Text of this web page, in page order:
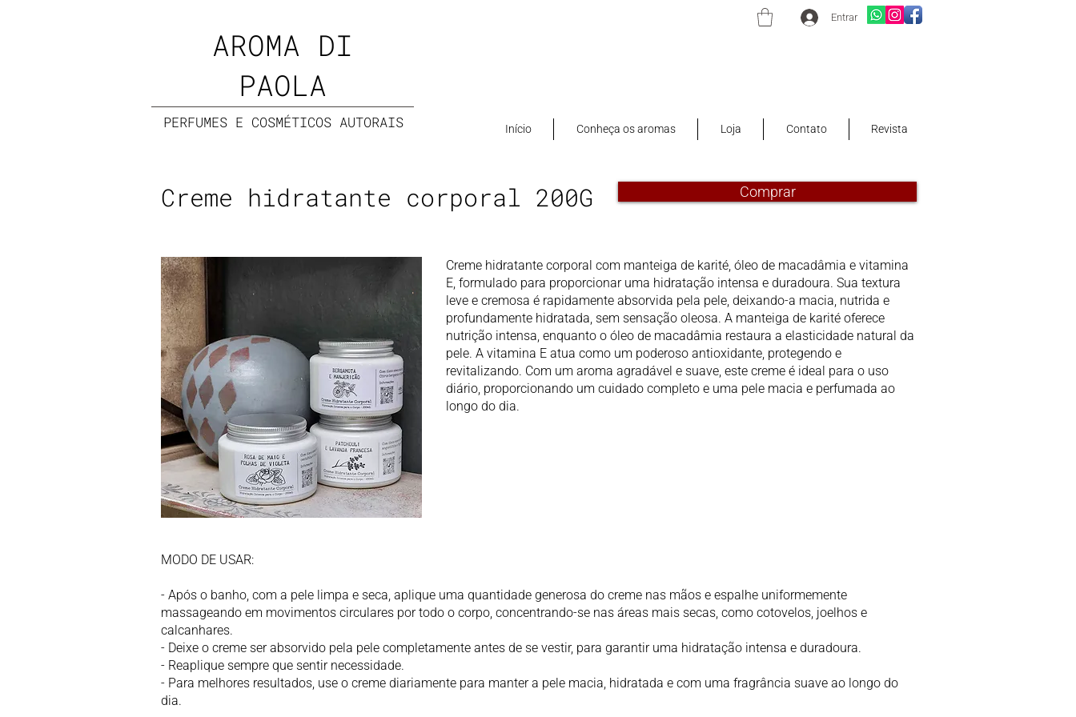
AROMA DI
PAOLA
PERFUMES E COSMÉTICOS AUTORAIS
Entrar
Início Conheça os aromas Loja Contato Revista
Creme hidratante corporal 200G Comprar
Creme hidratante corporal com manteiga de karité, óleo de macadâmia e vitamina
E, formulado para proporcionar uma hidratação intensa e duradoura. Sua textura
leve e cremosa é rapidamente absorvida pela pele, deixando-a macia, nutrida e
profundamente hidratada, sem sensação oleosa. A manteiga de karité oferece
nutrição intensa, enquanto o óleo de macadâmia restaura a elasticidade natural da
pele. A vitamina E atua como um poderoso antioxidante, protegendo e
revitalizando. Com um aroma agradável e suave, este creme é ideal para o uso
diário, proporcionando um cuidado completo e uma pele macia e perfumada ao
longo do dia.
MODO DE USAR:
- Após o banho, com a pele limpa e seca, aplique uma quantidade generosa do creme nas mãos e espalhe uniformemente
massageando em movimentos circulares por todo o corpo, concentrando-se nas áreas mais secas, como cotovelos, joelhos e
calcanhares.
- Deixe o creme ser absorvido pela pele completamente antes de se vestir, para garantir uma hidratação intensa e duradoura.
- Reaplique sempre que sentir necessidade.
- Para melhores resultados, use o creme diariamente para manter a pele macia, hidratada e com uma fragrância suave ao longo do
dia.